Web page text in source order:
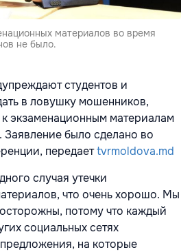
материалов во время
не было.
студентов и
в ловушку мошенников,
экзаменационным материалам
Заявление было сделано во
передаетtvrmoldova.md
случая утечки
что очень хорошо. Мы
потому что каждый
социальных сетях
на которые